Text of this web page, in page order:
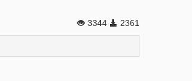
3344 2361